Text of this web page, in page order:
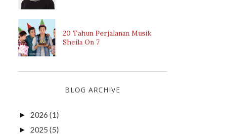
20 Tahun Perjalanan Musik
Sheila On 7
BLOG ARCHIVE
► 2026 (1)
► 2025 (5)